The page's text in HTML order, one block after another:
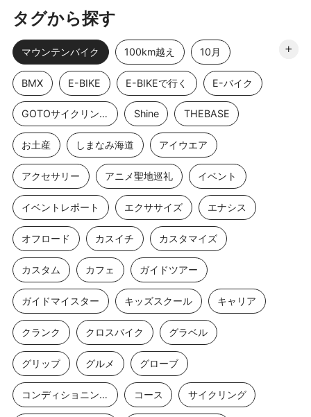
タグから探す
マウンテンバイク 100km越え 10月
BMX E-BIKE E-BIKEで行く E-バイク
GOTOサイクリングスポット Shine THEBASE
お土産 しまなみ海道 アイウエア
アクセサリー アニメ聖地巡礼 イベント
イベントレポート エクササイズ エナシス
オフロード カスイチ カスタマイズ
カスタム カフェ ガイドツアー
ガイドマイスター キッズスクール キャリア
クランク クロスバイク グラベル
グリップ グルメ グローブ
コンディショニングストレッチ コース サイクリング